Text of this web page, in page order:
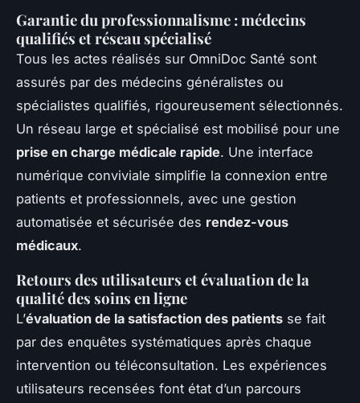
Garantie du professionnalisme : médecins
qualifiés et réseau spécialisé
Tous les actes réalisés sur OmniDoc Santé sont
assurés par des médecins généralistes ou
spécialistes qualifiés, rigoureusement sélectionnés.
Un réseau large et spécialisé est mobilisé pour une
prise en charge médicale rapide. Une interface
numérique conviviale simplifie la connexion entre
patients et professionnels, avec une gestion
automatisée et sécurisée des rendez-vous
médicaux.
Retours des utilisateurs et évaluation de la
qualité des soins en ligne
L’évaluation de la satisfaction des patients se fait
par des enquêtes systématiques après chaque
intervention ou téléconsultation. Les expériences
utilisateurs recensées font état d’un parcours